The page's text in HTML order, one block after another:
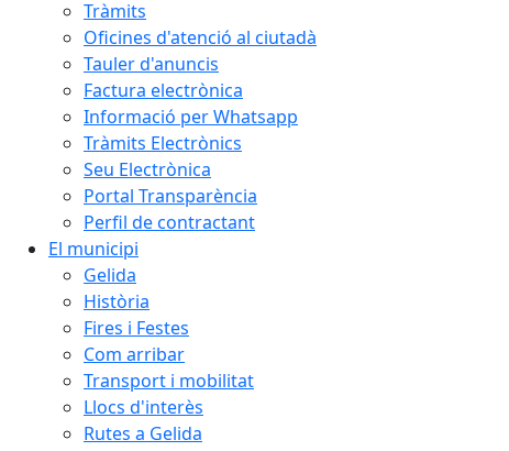
Tràmits
Oficines d'atenció al ciutadà
Tauler d'anuncis
Factura electrònica
Informació per Whatsapp
Tràmits Electrònics
Seu Electrònica
Portal Transparència
Perfil de contractant
El municipi
Gelida
Història
Fires i Festes
Com arribar
Transport i mobilitat
Llocs d'interès
Rutes a Gelida